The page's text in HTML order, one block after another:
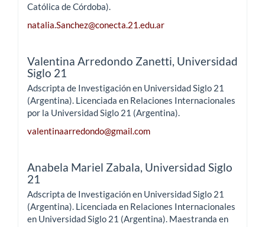
Católica de Córdoba).
natalia.Sanchez@conecta.21.edu.ar
Valentina Arredondo Zanetti, Universidad
Siglo 21
Adscripta de Investigación en Universidad Siglo 21
(Argentina). Licenciada en Relaciones Internacionales
por la Universidad Siglo 21 (Argentina).
valentinaarredondo@gmail.com
Anabela Mariel Zabala, Universidad Siglo
21
Adscripta de Investigación en Universidad Siglo 21
(Argentina). Licenciada en Relaciones Internacionales
en Universidad Siglo 21 (Argentina). Maestranda en